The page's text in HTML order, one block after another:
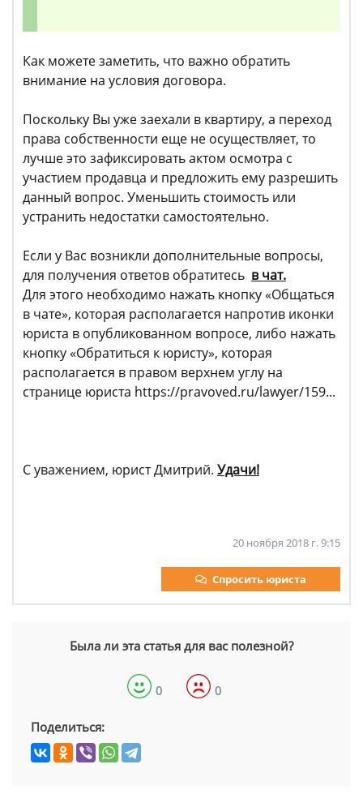
Как можете заметить, что важно обратить
внимание на условия договора.
Поскольку Вы уже заехали в квартиру, а переход
права собственности еще не осуществляет, то
лучше это зафиксировать актом осмотра с
участием продавца и предложить ему разрешить
данный вопрос. Уменьшить стоимость или
устранить недостатки самостоятельно.
Если у Вас возникли дополнительные вопросы,
для получения ответов обратитесь в чат.
Для этого необходимо нажать кнопку «Общаться
в чате», которая располагается напротив иконки
юриста в опубликованном вопросе, либо нажать
кнопку «Обратиться к юристу», которая
располагается в правом верхнем углу на
странице юриста https://pravoved.ru/lawyer/159...
С уважением, юрист Дмитрий. Удачи!
20 ноября 2018 г. 9:15
Спросить юриста
Была ли эта статья для вас полезной?
0 0
Поделиться: